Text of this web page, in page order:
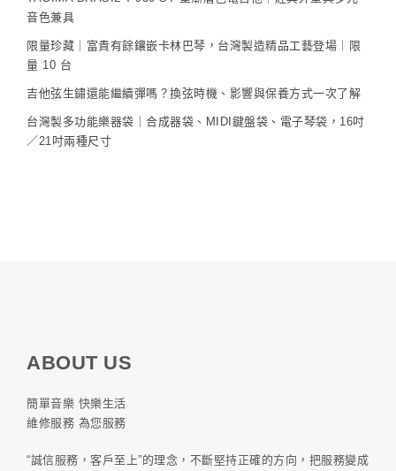
音色兼具
限量珍藏｜富貴有餘鑲嵌卡林巴琴，台灣製造精品工藝登場｜限
量 10 台
吉他弦生鏽還能繼續彈嗎？換弦時機、影響與保養方式一次了解
台灣製多功能樂器袋｜合成器袋、MIDI鍵盤袋、電子琴袋，16吋
／21吋兩種尺寸
ABOUT US
簡單音樂 快樂生活
維修服務 為您服務
“誠信服務，客戶至上”的理念，不斷堅持正確的方向，把服務變成